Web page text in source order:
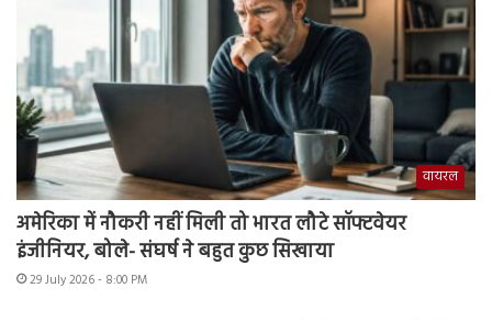
वायरल
अमेरिका में नौकरी नहीं मिली तो भारत लौटे सॉफ्टवेयर
इंजीनियर, बोले- संघर्ष ने बहुत कुछ सिखाया
29 July 2026 - 8:00 PM